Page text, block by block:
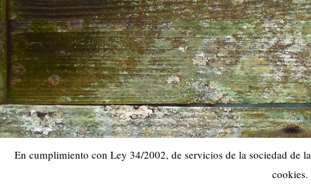
En cumplimiento con Ley 34/2002, de servicios de la sociedad de
cookies.